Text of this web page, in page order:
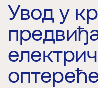
Увод у